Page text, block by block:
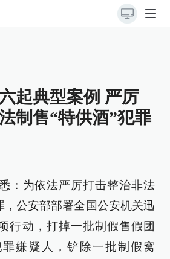
起典型案例 严厉
制售“特供酒”犯罪
：为依法严厉打击整治非法
，公安部部署全国公安机关迅
行动，打掉一批制假售假团
嫌疑人，铲除一批制假窝